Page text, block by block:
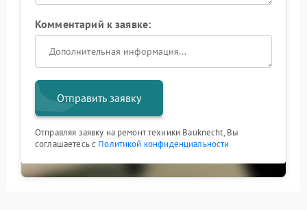
Комментарий к заявке:
Отправить заявку
Отправляя заявку на ремонт техники Bauknecht, Вы
соглашаетесь с Политикой конфиденциальности